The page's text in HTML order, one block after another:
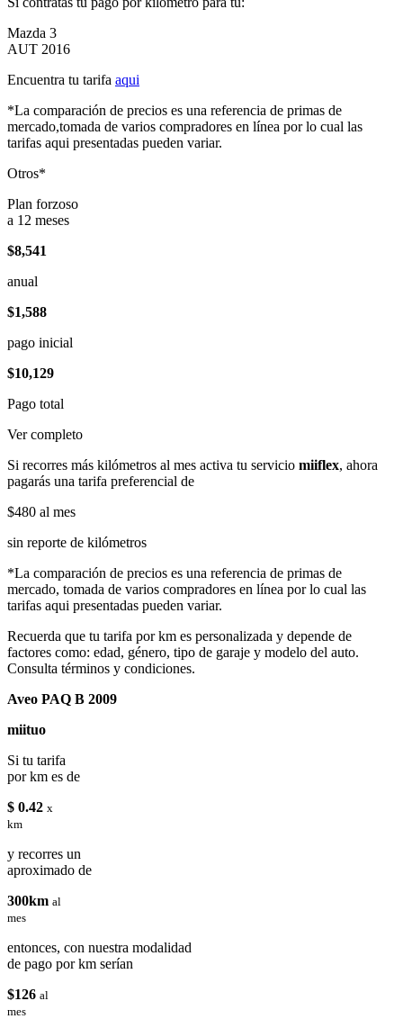
Mazda 3
AUT 2016
Encuentra tu tarifa aqui
*La comparación de precios es una referencia de primas de
mercado,tomada de varios compradores en línea por lo cual las
tarifas aqui presentadas pueden variar.
Otros*
Plan forzoso
a 12 meses
$8,541
anual
$1,588
pago inicial
$10,129
Pago total
Ver completo
Si recorres más kilómetros al mes activa tu servicio miiflex, ahora
pagarás una tarifa preferencial de
$480 al mes
sin reporte de kilómetros
*La comparación de precios es una referencia de primas de
mercado, tomada de varios compradores en línea por lo cual las
tarifas aqui presentadas pueden variar.
Recuerda que tu tarifa por km es personalizada y depende de
factores como: edad, género, tipo de garaje y modelo del auto.
Consulta términos y condiciones.
Aveo PAQ B 2009
miituo
Si tu tarifa
por km es de
$ 0.42 x
km
y recorres un
aproximado de
300km al
mes
entonces, con nuestra modalidad
de pago por km serían
$126 al
mes